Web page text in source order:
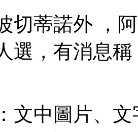
切蒂諾外 
，有消息
文中圖片